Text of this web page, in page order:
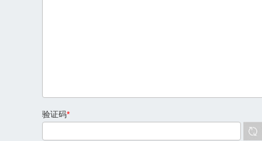
验证码*